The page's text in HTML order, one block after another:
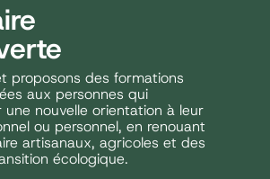
proposons des formations
aux personnes qui
nouvelle orientation à leur
ou personnel, en renouant
artisanaux, agricoles et des
écologique.